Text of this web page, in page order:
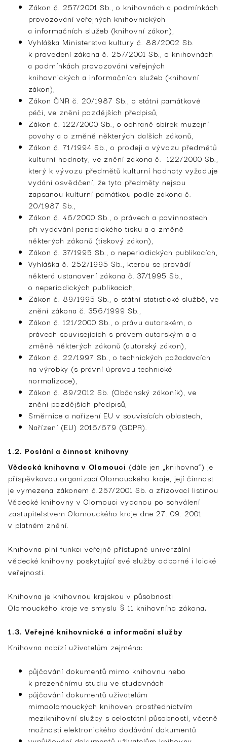
Zákon č. 257/2001 Sb., o knihovnách a podmínkách
provozování veřejných knihovnických
a informačních služeb (knihovní zákon),
Vyhláška Ministerstva kultury č. 88/2002 Sb.
k provedení zákona č. 257/2001 Sb., o knihovnách
a podmínkách provozování veřejných
knihovnických a informačních služeb (knihovní
zákon),
Zákon ČNR č. 20/1987 Sb., o státní památkové
péči, ve znění pozdějších předpisů,
Zákon č. 122/2000 Sb., o ochraně sbírek muzejní
povahy a o změně některých dalších zákonů,
Zákon č. 71/1994 Sb., o prodeji a vývozu předmětů
kulturní hodnoty, ve znění zákona č. 122/2000 Sb.,
který k vývozu předmětů kulturní hodnoty vyžaduje
vydání osvědčení, že tyto předměty nejsou
zapsanou kulturní památkou podle zákona č.
20/1987 Sb.,
Zákon č. 46/2000 Sb., o právech a povinnostech
při vydávání periodického tisku a o změně
některých zákonů (tiskový zákon),
Zákon č. 37/1995 Sb., o neperiodických publikacích,
Vyhláška č. 252/1995 Sb., kterou se provádí
některá ustanovení zákona č. 37/1995 Sb.,
o neperiodických publikacích,
Zákon č. 89/1995 Sb., o státní statistické službě, ve
znění zákona č. 356/1999 Sb.,
Zákon č. 121/2000 Sb., o právu autorském, o
právech souvisejících s právem autorským a o
změně některých zákonů (autorský zákon),
Zákon č. 22/1997 Sb., o technických požadavcích
na výrobky (s právní úpravou technické
normalizace),
Zákon č. 89/2012 Sb. (Občanský zákoník), ve
znění pozdějších předpisů,
Směrnice a nařízení EU v souvisících oblastech,
Nařízení (EU) 2016/679 (GDPR).
1.2. Poslání a činnost knihovny
Vědecká knihovna v Olomouci (dále jen „knihovna“) je
příspěvkovou organizací Olomouckého kraje, její činnost
je vymezena zákonem č.257/2001 Sb. a zřizovací listinou
Vědecké knihovny v Olomouci vydanou po schválení
zastupitelstvem Olomouckého kraje dne 27. 09. 2001
v platném znění.
Knihovna plní funkci veřejně přístupné univerzální
vědecké knihovny poskytující své služby odborné i laické
veřejnosti.
Knihovna je knihovnou krajskou v působnosti
Olomouckého kraje ve smyslu § 11 knihovního zákona.
1.3. Veřejné knihovnické a informační služby
Knihovna nabízí uživatelům zejména:
půjčování dokumentů mimo knihovnu nebo
k prezenčnímu studiu ve studovnách
půjčování dokumentů uživatelům
mimoolomouckých knihoven prostřednictvím
meziknihovní služby s celostátní působností, včetně
možnosti elektronického dodávání dokumentů